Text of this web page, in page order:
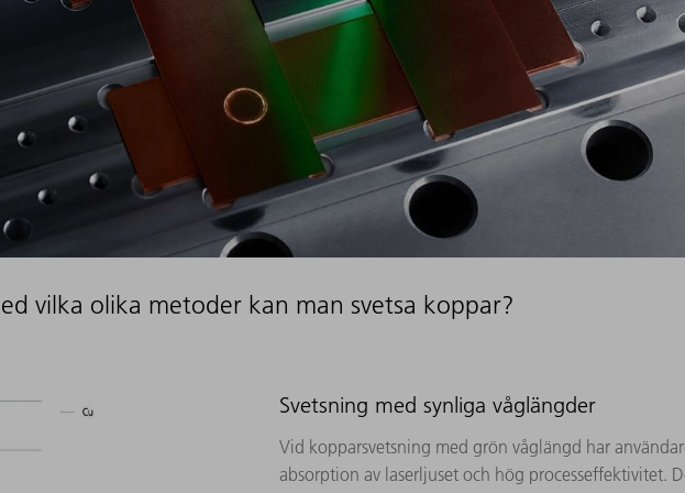
vilka olika metoder kan man svetsa koppar?
Svetsning med synliga våglängder
Vid kopparsvetsning med grön våglängd har
absorption av laserljuset och hög processeffektivitet.